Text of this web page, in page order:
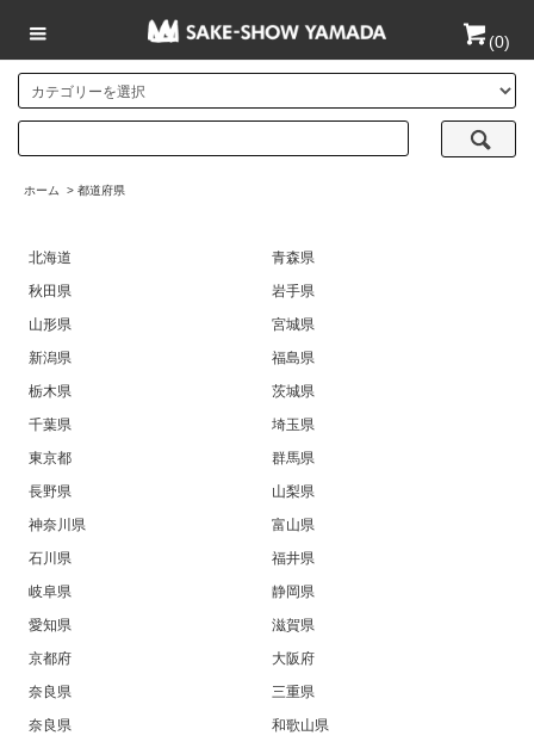
(0)
ホーム > 都道府県
北海道
青森県
秋田県
岩手県
山形県
宮城県
新潟県
福島県
栃木県
茨城県
千葉県
埼玉県
東京都
群馬県
長野県
山梨県
神奈川県
富山県
石川県
福井県
岐阜県
静岡県
愛知県
滋賀県
京都府
大阪府
奈良県
三重県
奈良県
和歌山県